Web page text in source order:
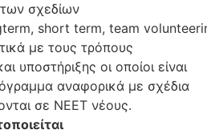
σχεδίων
short term, team
με τους τρόπους
υποστήριξης οι οποίοι είναι
αναφορικά με σχέδια
σε ΝΕΕΤ νέους.